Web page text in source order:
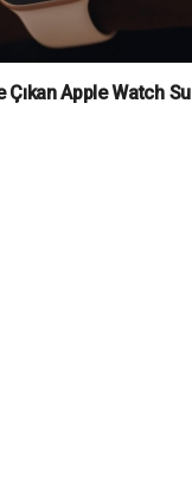
Çıkan Apple Watch Su